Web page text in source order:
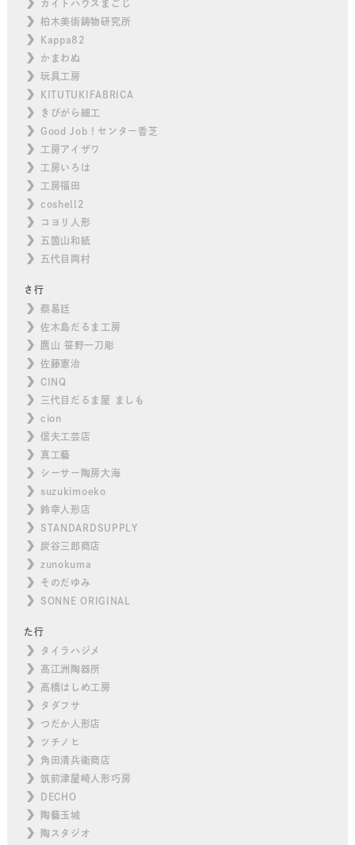
カイトハウスまごじ
柏木美術鋳物研究所
Kappa82
かまわぬ
玩具工房
KITUTUKIFABRICA
きびがら細工
Good Job！センター香芝
工房アイザワ
工房いろは
工房福田
coshell2
コヨリ人形
五箇山和紙
五代目両村
さ行
蔡易廷
佐木島だるま工房
鷹山 笹野一刀彫
佐藤憲治
CINQ
三代目だるま屋 ましも
cion
信夫工芸店
真工藝
シーサー陶房大海
suzukimoeko
鈴幸人形店
STANDARDSUPPLY
炭谷三郎商店
zunokuma
そのだゆみ
SONNE ORIGINAL
た行
タイラハジメ
高江洲陶器所
高橋はしめ工房
タダフサ
つだか人形店
ツチノヒ
角田清兵衛商店
筑前津屋崎人形巧房
DECHO
陶藝玉城
陶スタジオ